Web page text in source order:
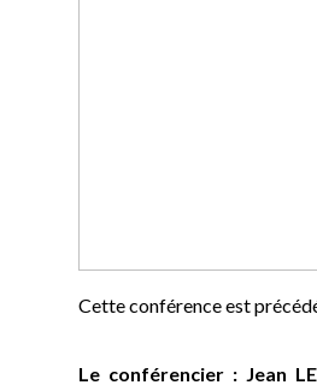
Cette conférence est
Le conférencier : Jean